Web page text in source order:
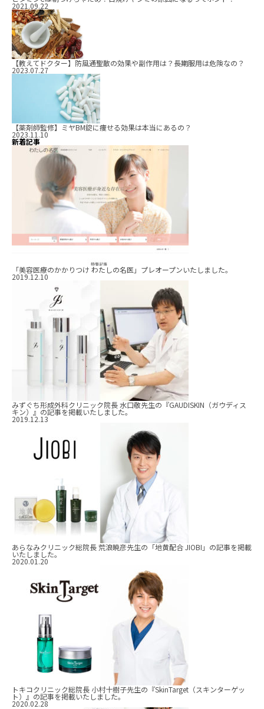
2021.09.22
【教えてドクター】防風通聖散の効果や副作用は？長期服用は危険なの？
2023.07.27
【薬剤師監修】ミヤBM錠に痩せる効果は本当にあるの？
2023.11.10
新着記事
「美容医療のかかりつけ わたしの名医」プレオープンいたしました。
2019.12.10
みずぐち形成外科クリニック院長 水口敬先生の『GAUDISKIN（ガウディス
キン）』の記事を掲載いたしました。
2019.12.13
あらなみクリニック総院長 荒浪暁彦先生の「地黄配合 JIOBI」の記事を掲載
いたしました。
2020.01.20
トキコクリニック総院長 小村十樹子先生の『SkinTarget（スキンターゲッ
ト）』の記事を掲載いたしました。
2020.02.28